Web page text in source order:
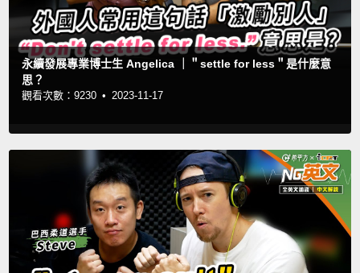
永續發展專業博士生 Angelica ｜＂settle for less＂是什麼意
思？
觀看次數：9230 • 2023-11-17